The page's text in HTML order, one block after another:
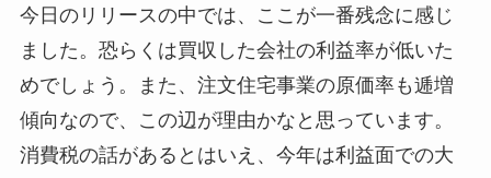
今日のリリースの中では、ここが一番残念に感じ
ました。恐らくは買収した会社の利益率が低いた
めでしょう。また、注文住宅事業の原価率も逓増
傾向なので、この辺が理由かなと思っています。
消費税の話があるとはいえ、今年は利益面での大